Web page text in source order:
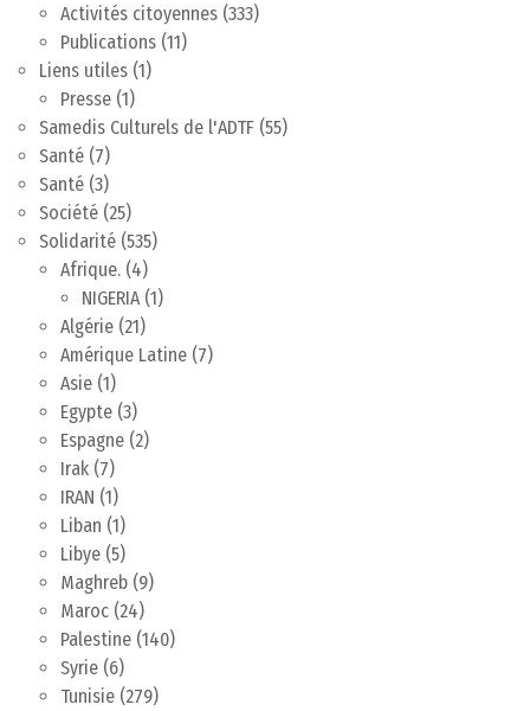
Activités citoyennes (333)
Publications (11)
Liens utiles (1)
Presse (1)
Samedis Culturels de l'ADTF (55)
Santé (7)
Santé (3)
Société (25)
Solidarité (535)
Afrique. (4)
NIGERIA(1)
Algérie (21)
Amérique Latine (7)
Asie (1)
Egypte (3)
Espagne (2)
Irak (7)
IRAN (1)
Liban (1)
Libye (5)
Maghreb (9)
Maroc (24)
Palestine (140)
Syrie (6)
Tunisie (279)